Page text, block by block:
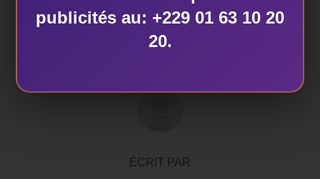
Les Romans de Sophie Adonon
AUTEUR DE LA PUBLICATION
ÉCRIT PAR
publicités au: +229 01 63 10 20
20.